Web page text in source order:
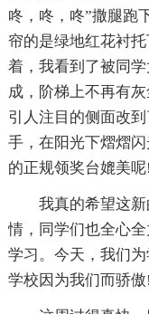
咚，咚，咚”撒腿跑
帘的是绿地红花衬
着，我看到了被同
成，阶梯上不再有
引人注目的侧面改
手，在阳光下熠熠
的正规领奖台媲美呢!
我真的希望这
情，同学们也全心
学习。今天，我们
学校因为我们而骄傲!